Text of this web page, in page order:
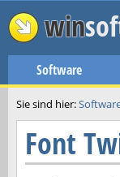
win
Software
Sie sind hier:
Font